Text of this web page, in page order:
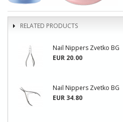
RELATED PRODUCTS
Nail Nippers Zvetko BG
EUR 20.00
Nail Nippers Zvetko BG
EUR 34.80